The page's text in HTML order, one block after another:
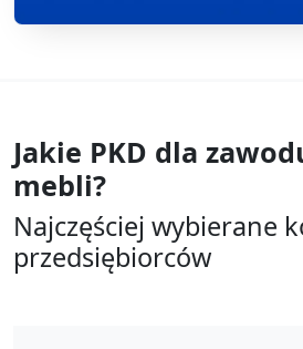
Jakie PKD dla
mebli?
Najczęściej wybierane
przedsiębiorców